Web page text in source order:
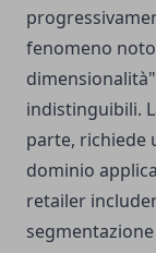
fenomeno
indistinguibili.
parte, richiede
dominio
retailer